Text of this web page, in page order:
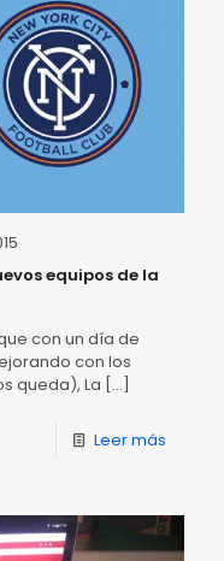
equipos de la
con un día de
con los
queda), La […]
Leer más